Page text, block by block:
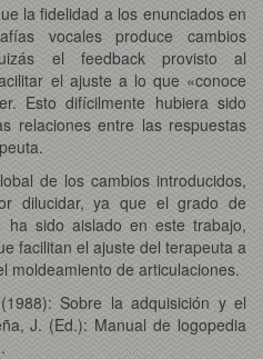
la fidelidad a los enunciados en
vocales produce cambios
el feedback provisto al
el ajuste a lo que «conoce
Esto difícilmente hubiera sido
relaciones entre las respuestas
de los cambios introducidos,
dilucidar, ya que el grado de
sido aislado en este trabajo,
facilitan el ajuste del terapeuta a
moldeamiento de articulaciones.
Sobre la adquisición y el
J. (Ed.): Manual de logopedia